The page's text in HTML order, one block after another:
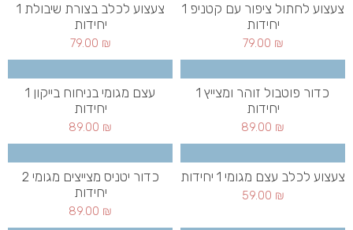
צעצוע לחתול ציפור עם קטניפ 1
יחידות
79.00 ₪
צעצוע לכלב בצורת שיבולת 1
יחידות
79.00 ₪
כדור פוטבול זוהר ומצייץ 1
יחידות
89.00 ₪
עצם מגומי בניחוח בייקון 1
יחידות
89.00 ₪
צעצוע לכלב עצם מגומי 1 יחידות
59.00 ₪
כדור יטניס מצייצים מגומי 2
יחידות
89.00 ₪